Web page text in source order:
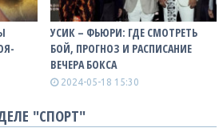
УСИК – ФЬЮРИ: ГДЕ СМОТРЕТЬ
БОЙ, ПРОГНОЗ И РАСПИСАНИЕ
ВЕЧЕРА БОКСА
2024-05-18 15:30
"СПОРТ"